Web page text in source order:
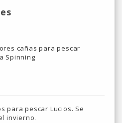
cañas para pescar
Spinning
para pescar Lucios. Se
invierno.